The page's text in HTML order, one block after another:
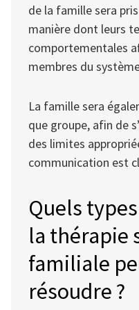
de la famille sera
manière dont leurs
comportementales
membres du
La famille sera
que groupe, afin de
des limites
communication est
Quels
la thérapie
familiale
résoudre ?